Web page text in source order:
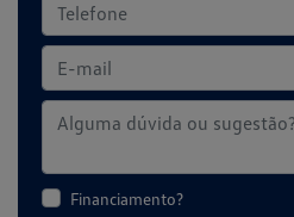
Financiamento?